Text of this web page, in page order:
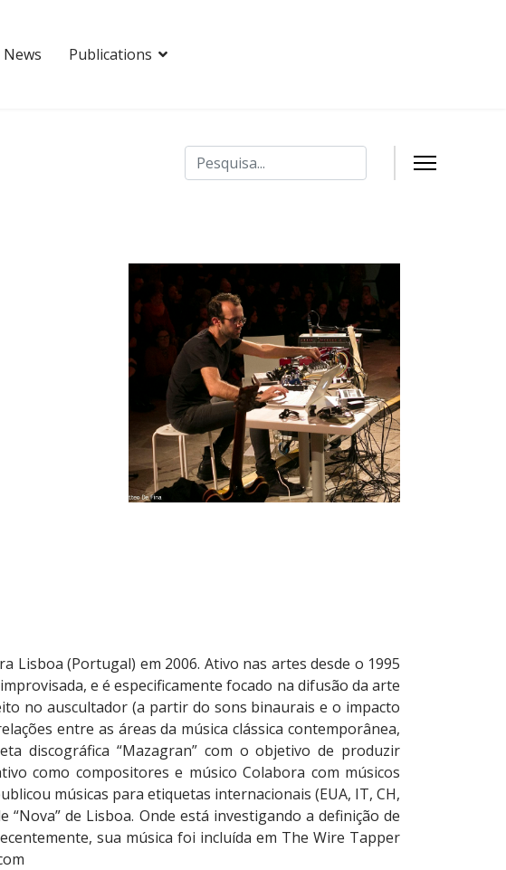
News Publications
Pesquisar
Lisboa (Portugal) em 2006. Ativo nas artes desde o 1995
e é especificamente focado na difusão da arte
no auscultador (a partir do sons binaurais e o impacto
entre as áreas da música clássica contemporânea,
discográfica “Mazagran” com o objetivo de produzir
como compositores e músico Colabora com músicos
músicas para etiquetas internacionais (EUA, IT, CH,
“Nova” de Lisboa. Onde está investigando a definição de
sua música foi incluída em The Wire Tapper